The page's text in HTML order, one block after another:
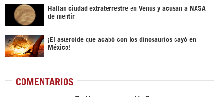
Hallan ciudad extraterrestre en Venus y acusan a NASA
de mentir
¡El asteroide que acabó con los dinosaurios cayó en
México!
COMENTARIOS